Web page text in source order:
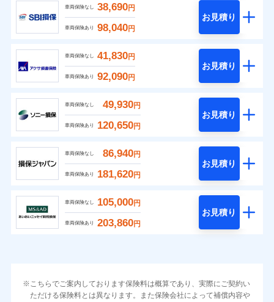
車両保険なし 38,690円
車両保険あり 98,040円
お見積り
車両保険なし 41,830円
車両保険あり 92,090円
お見積り
車両保険なし 49,930円
車両保険あり 120,650円
お見積り
車両保険なし 86,940円
車両保険あり 181,620円
お見積り
車両保険なし 105,000円
車両保険あり 203,860円
お見積り
こちらでご案内しております保険料は概算であり、実際にご契約い
ただける保険料とは異なります。また保険会社によって補償内容や